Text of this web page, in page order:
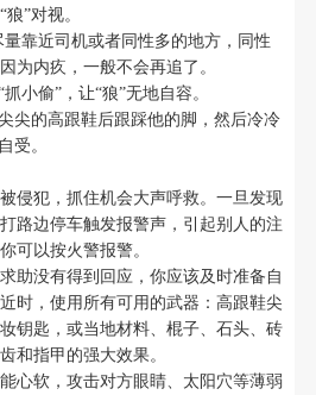
”对视。
靠近司机或者同性多的地方，同性
为内疚，一般不会再追了。
小偷”，让“狼”无地自容。
尖的高跟鞋后跟踩他的脚，然后冷冷
受。
侵犯，抓住机会大声呼救。一旦发现
路边停车触发报警声，引起别人的注
可以按火警报警。
助没有得到回应，你应该及时准备自
时，使用所有可用的武器：高跟鞋尖
钥匙，或当地材料、棍子、石头、砖
和指甲的强大效果。
心软，攻击对方眼睛、太阳穴等薄弱